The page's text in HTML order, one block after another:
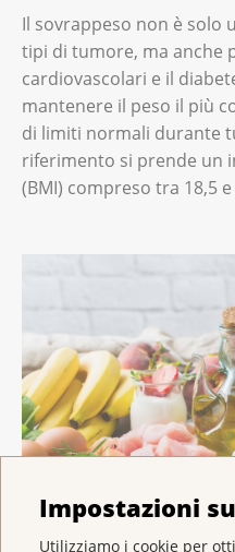
Impostazioni
Utilizziamo i cookie per
Il sovrappeso non è solo
tipi di tumore, ma anche
cardiovascolari e il
mantenere il peso il più
di limiti normali durante
riferimento si prende un
(BMI) compreso tra 18,5 e